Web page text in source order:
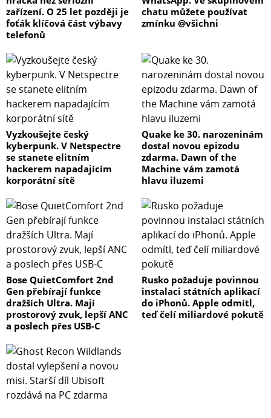
zařízení. O 25 let později je
foťák klíčová část výbavy
telefonů
chatu můžete používat
zmínku @všichni
Vyzkoušejte český
kyberpunk. V Netspectre
se stanete elitním
hackerem napadajícím
korporátní sítě
Quake ke 30. narozeninám
dostal novou epizodu
zdarma. Dawn of the
Machine vám zamotá
hlavu iluzemi
Bose QuietComfort 2nd
Gen přebírají funkce
dražších Ultra. Mají
prostorový zvuk, lepší ANC
a poslech přes USB-C
Rusko požaduje povinnou
instalaci státních aplikací
do iPhonů. Apple odmítl,
teď čelí miliardové pokutě